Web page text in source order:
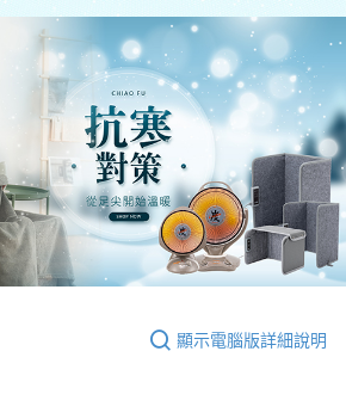
顯示電腦版詳細說明